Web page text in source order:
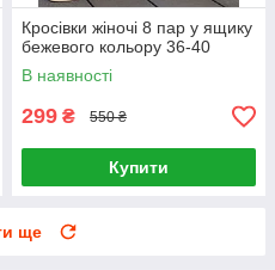
Кросівки жіночі 8 пар у ящику
бежевого кольору 36-40
В наявності
299 ₴ 550 ₴
Купити
ще